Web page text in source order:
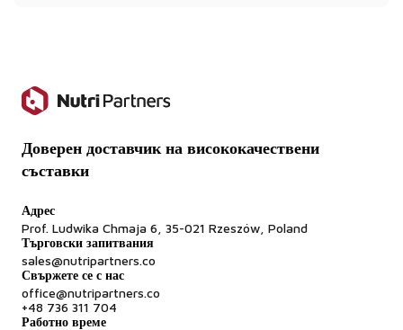
предлагат и по-малки партиди за пилотно
производство или тестване.
Подкрепяте ли износа извън ЕС?
Да - предоставяме цялата необходима документация за
сертификати за произход.
Доверен доставчик на висококачествени
съставки
Адрес
Prof. Ludwika Chmaja 6, 35-021 Rzeszów, Poland
Търговски запитвания
sales@nutripartners.co
Свържете се с нас
office@nutripartners.co
+48 736 311 704
Работно време